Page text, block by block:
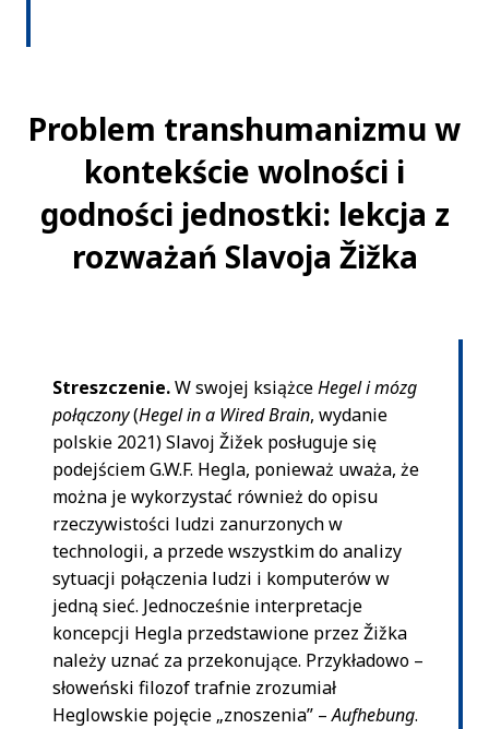
Problem transhumanizmu w
kontekście wolności i
godności jednostki: lekcja z
rozważań Slavoja Žižka
Streszczenie.W swojej książceHegel i mózg
połączony(Hegel in a Wired Brain, wydanie
polskie 2021) Slavoj Žižek posługuje się
podejściem G.W.F. Hegla, ponieważ uważa, że
można je wykorzystać również do opisu
rzeczywistości ludzi zanurzonych w
technologii, a przede wszystkim do analizy
sytuacji połączenia ludzi i komputerów w
jedną sieć. Jednocześnie interpretacje
koncepcji Hegla przedstawione przez Žižka
należy uznać za przekonujące. Przykładowo –
słoweński filozof trafnie zrozumiał
Heglowskie pojęcie „znoszenia” –Aufhebung.